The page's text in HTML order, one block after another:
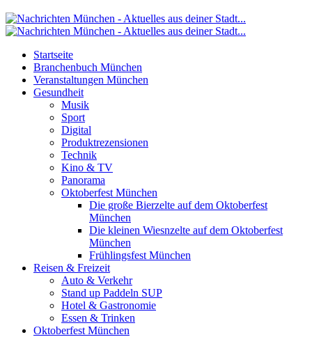
Startseite
Branchenbuch München
Veranstaltungen München
Gesundheit
Musik
Sport
Digital
Produktrezensionen
Technik
Kino & TV
Panorama
Oktoberfest München
Die große Bierzelte auf dem Oktoberfest
München
Die kleinen Wiesnzelte auf dem Oktoberfest
München
Frühlingsfest München
Reisen & Freizeit
Auto & Verkehr
Stand up Paddeln SUP
Hotel & Gastronomie
Essen & Trinken
Oktoberfest München